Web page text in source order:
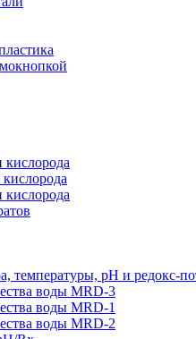
кислорода
кислорода
температуры, рН и редокс-
воды MRD-3
воды MRD-1
воды MRD-2